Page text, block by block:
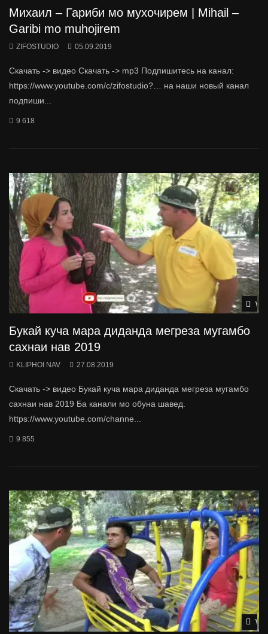
Михаил – Гариби мо мухочирем | Mihail –
Garibi mo muhojirem
ZIFOSTUDIO 05.09.2019
Скачать -> видео Скачать -> mp3 Подпишитесь на канал:
https://www.youtube.com/c/zifostudio?… на наши новый канал
подпиши...
9 618
Букай куча мара диданда мегреза мугамбо
сахнаи нав 2019
KLIPHOI NAV 27.08.2019
Скачать -> видео Букай куча мара диданда мегреза мугамбо
сахнаи нав 2019 Ба канали мо обуна шавед.
https://www.youtube.com/channe...
9 855